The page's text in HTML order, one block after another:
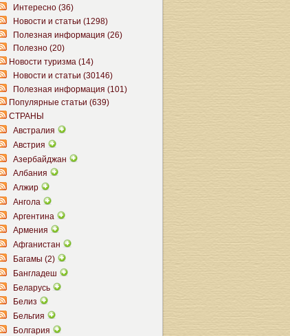
Интересно (36)
Новости и статьи (1298)
Полезная информация (26)
Полезно (20)
Новости туризма (14)
Новости и статьи (30146)
Полезная информация (101)
Популярные статьи (639)
СТРАНЫ
Австралия
Австрия
Азербайджан
Албания
Алжир
Ангола
Аргентина
Армения
Афганистан
Багамы (2)
Бангладеш
Беларусь
Белиз
Бельгия
Болгария